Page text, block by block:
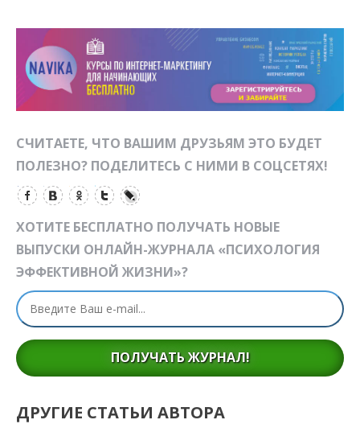
СЧИТАЕТЕ, ЧТО ВАШИМ ДРУЗЬЯМ ЭТО БУДЕТ
ПОЛЕЗНО? ПОДЕЛИТЕСЬ С НИМИ В СОЦСЕТЯХ!
ХОТИТЕ БЕСПЛАТНО ПОЛУЧАТЬ НОВЫЕ
ВЫПУСКИ ОНЛАЙН-ЖУРНАЛА «ПСИХОЛОГИЯ
ЭФФЕКТИВНОЙ ЖИЗНИ»?
ПОЛУЧАТЬ ЖУРНАЛ!
ДРУГИЕ СТАТЬИ АВТОРА